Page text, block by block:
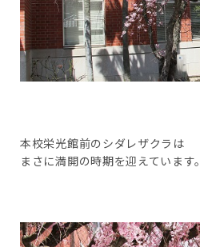
本校栄光館前のシダレザクラは
まさに満開の時期を迎えています。